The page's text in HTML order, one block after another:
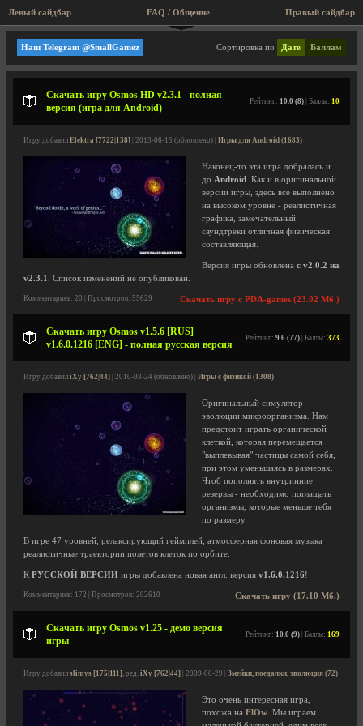
Левый сайдбар Правый сайдбар
FAQ / Общение
Hemisphere Games
Сортировка по Дате Баллам
Наш Telegram @SmallGamez
Скачать игру Osmos HD v2.3.1 - полная
версия (игра для Android)
Рейтинг: 10.0 (8) | Баллы: 10
Игру добавил Elektra [7722|138] | 2013-06-15 (обновлено) | Игры для Android (1683)
Наконец-то эта игра добралась и
до Android
. Как и в оригинальной
версии игры, здесь все выполнено
на высоком уровне - реалистичная
графика, замечательный
саундтреки отличная физическая
составляющая.
Версия игры обновлена с v2.0.2 на
v2.3.1
. Список изменений не опубликован.
Скачать игру с PDA-games (23.02 Мб.)
Комментариев: 20 | Просмотров: 55629
Скачать игру Osmos v1.5.6 [RUS] +
v1.6.0.1216 [ENG] - полная русская версия
Рейтинг: 9.6 (77) | Баллы: 373
Игру добавил iXy [762|44] | 2010-03-24 (обновлено) | Игры с физикой (1308)
Оригинальный симулятор
эволюции микроорганизма. Нам
предстоит играть органической
клеткой, которая перемещается
"выплевывая" частицы самой себя,
при этом уменьшаясь в размерах.
Чтоб пополнять внутринние
резервы - необходимо поглащать
организмы, которые меньше тебя
по размеру.
В игре 47 уровней, релаксирующий геймплей, атмосферная фоновая музыка
реалистичные траектории полетов клеток по орбите.
К РУССКОЙ ВЕРСИИ игры добавлена новая англ. версия v1.6.0.1216!
Скачать игру (17.10 Мб.)
Комментариев: 172 | Просмотров: 202610
Скачать игру Osmos v1.25 - демо версия
игры
Рейтинг: 10.0 (9) | Баллы: 169
Игру добавил slimys [175|111], ред. iXy [762|44] | 2009-06-29 | Змейки, поедалки, эволюция (72)
Это очень интересная игра,
похожа на FlOw . Мы играем